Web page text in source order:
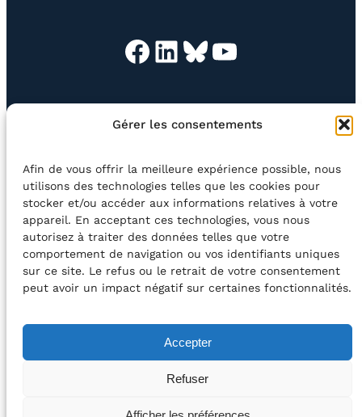
Gérer les consentements
Afin de vous offrir la meilleure expérience possible, nous
utilisons des technologies telles que les cookies pour
stocker et/ou accéder aux informations relatives à votre
appareil. En acceptant ces technologies, vous nous
autorisez à traiter des données telles que votre
comportement de navigation ou vos identifiants uniques
sur ce site. Le refus ou le retrait de votre consentement
peut avoir un impact négatif sur certaines fonctionnalités.
Accepter
Refuser
Facebook LinkedIn Bluesky YouTube
EN QUESTION BOUTIQUE NEWSLETTER
CONTACT
Rechercher
©2026 Centre Avec asblBE33 5230​ 8091​ 4546
avec le soutien de la Fédération Wallonie-Bruxelles
POLITIQUE DE CONFIDENTIALITÉ